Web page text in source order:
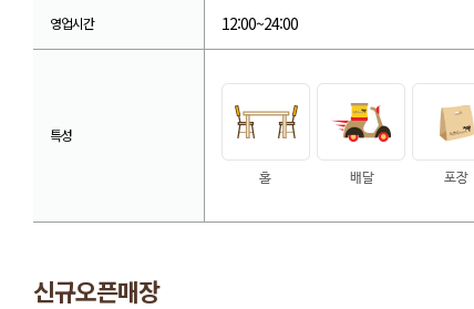
영업시간 12:00~24:00
특성
신규오픈매장